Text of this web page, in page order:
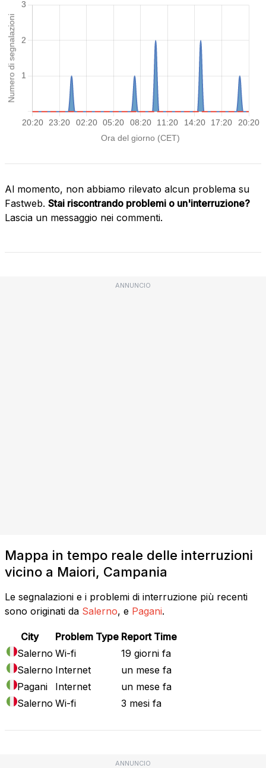
Al momento, non abbiamo rilevato alcun problema su
Fastweb. Stai riscontrando problemi o un'interruzione?
Lascia un messaggio nei commenti.
ANNUNCIO
Mappa in tempo reale delle interruzioni
vicino a Maiori, Campania
Le segnalazioni e i problemi di interruzione più recenti
sono originati da Salerno, e Pagani.
City Problem Type Report Time
Salerno Wi-fi
19 giorni fa
Salerno Internet
un mese fa
Pagani
Internet
un mese fa
Salerno Wi-fi 3 mesi fa
ANNUNCIO